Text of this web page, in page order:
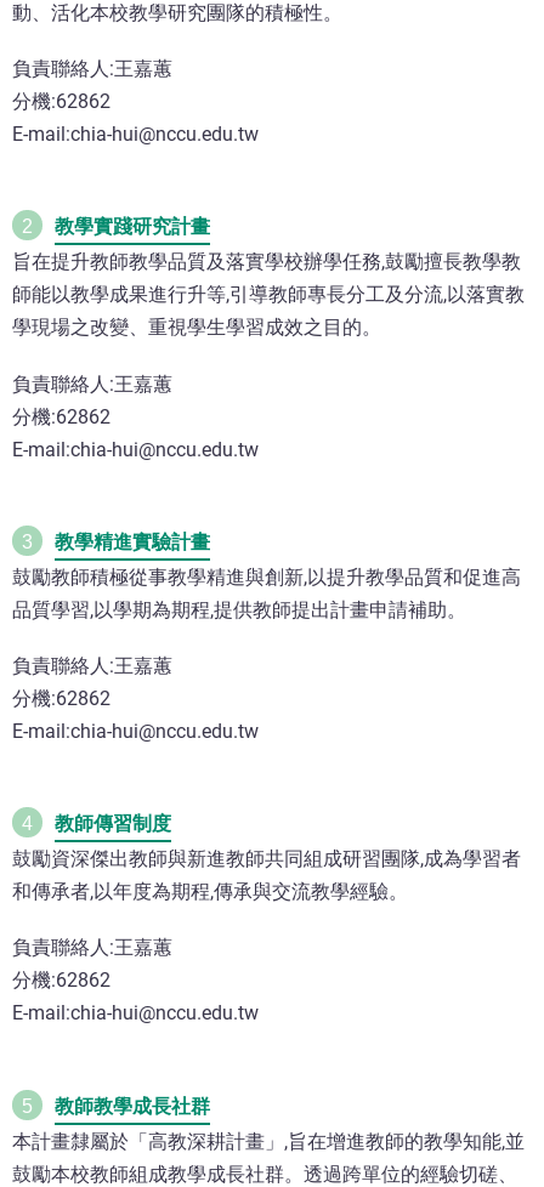
動、活化本校教學研究團隊的積極性。
負責聯絡人:王嘉蕙
分機:62862
E-mail:chia-hui@nccu.edu.tw
2
教學實踐研究計畫
旨在提升教師教學品質及落實學校辦學任務,鼓勵擅長教學教
師能以教學成果進行升等,引導教師專長分工及分流,以落實教
學現場之改變、重視學生學習成效之目的。
負責聯絡人:王嘉蕙
分機:62862
E-mail:chia-hui@nccu.edu.tw
3
教學精進實驗計畫
鼓勵教師積極從事教學精進與創新,以提升教學品質和促進高
品質學習,以學期為期程,提供教師提出計畫申請補助。
負責聯絡人:王嘉蕙
分機:62862
E-mail:chia-hui@nccu.edu.tw
4
教師傳習制度
鼓勵資深傑出教師與新進教師共同組成研習團隊,成為學習者
和傳承者,以年度為期程,傳承與交流教學經驗。
負責聯絡人:王嘉蕙
分機:62862
E-mail:chia-hui@nccu.edu.tw
5
教師教學成長社群
本計畫隸屬於「高教深耕計畫」,旨在增進教師的教學知能,並
鼓勵本校教師組成教學成長社群。透過跨單位的經驗切磋、